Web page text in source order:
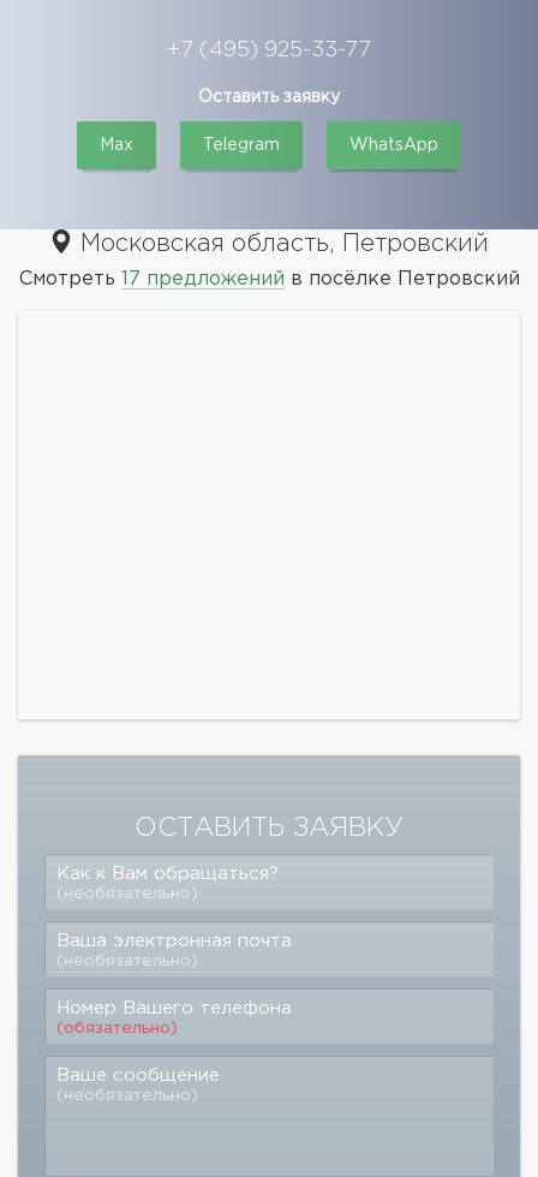
+7 (495) 925-33-77
Оставить заявку
Max Telegram WhatsApp
Московская область, Петровский
Смотреть 17 предложений в посёлке Петровский
ОСТАВИТЬ ЗАЯВКУ
Как к Вам обращаться?
(необязательно)
Ваша электронная почта
(необязательно)
Номер Вашего телефона
(обязательно)
Ваше сообщение
(необязательно)